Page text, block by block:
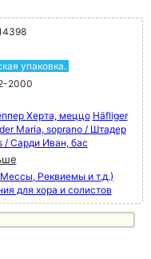
упаковка.
2000
Херта, меццо Häfliger
Maria, soprano / Штадер
/ Сарди Иван, бас
Реквиемы и т.д.)
для хора и солистов